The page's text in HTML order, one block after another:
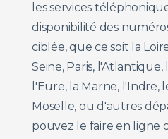
les services
disponibilité des
ciblée, que ce soit la
Seine, Paris, l'Atlantique,
l'Eure, la Marne, l'Indre,
Moselle, ou d'autres
pouvez le faire en ligne